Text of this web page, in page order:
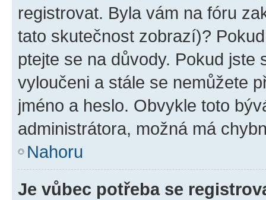
registrovat. Byla vám na fóru
tato skutečnost zobrazí)?
ptejte se na důvody. Pokud jste
vyloučeni a stále se nemůžete
jméno a heslo. Obvykle toto
administrátora, možná má
Nahoru
Je vůbec potřeba se